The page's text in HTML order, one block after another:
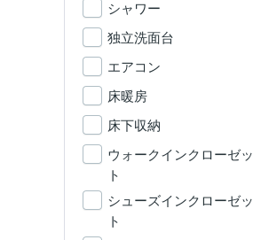
シャワー
独立洗面台
エアコン
床暖房
床下収納
ウォークインクローゼッ
ト
シューズインクローゼッ
ト